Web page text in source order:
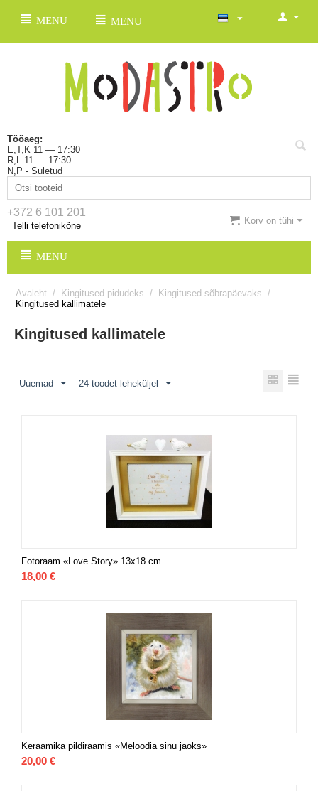
MENU MENU
Tööaeg:
E,T,K 11 — 17:30
R,L 11 — 17:30
N,P - Suletud
+372 6 101 201
Telli telefonikõne Korv on tühi
MENU
Avaleht / Kingitused pidudeks / Kingitused sõbrapäevaks /
Kingitused kallimatele
Kingitused kallimatele
Uuemad 24 toodet leheküljel
Fotoraam «Love Story» 13x18 cm
18,00 €
Keraamika pildiraamis «Meloodia sinu jaoks»
20,00 €